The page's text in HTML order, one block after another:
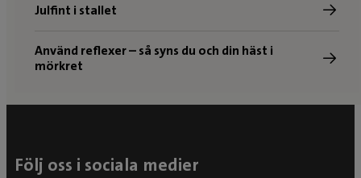
Julfint i stallet
Använd reflexer – så syns du och din häst i
mörkret
Följ oss i sociala medier